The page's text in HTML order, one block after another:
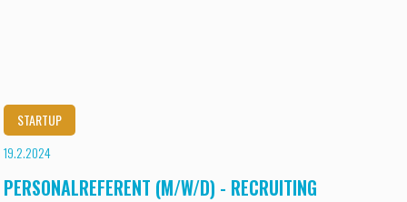
STARTUP
19.2.2024
PERSONALREFERENT (M/W/D) - RECRUITING